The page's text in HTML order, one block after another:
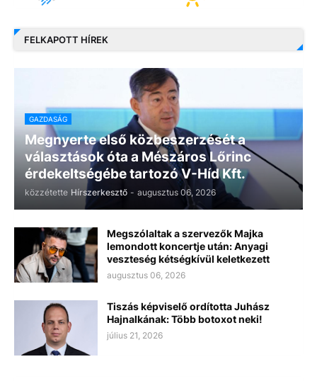
FELKAPOTT HÍREK
GAZDASÁG
Megnyerte első közbeszerzését a
választások óta a Mészáros Lőrinc
érdekeltségébe tartozó V-Híd Kft.
közzétette Hírszerkesztő - augusztus 06, 2026
Megszólaltak a szervezők Majka
lemondott koncertje után: Anyagi
veszteség kétségkívül keletkezett
augusztus 06, 2026
Tiszás képviselő ordította Juhász
Hajnalkának: Több botoxot neki!
július 21, 2026